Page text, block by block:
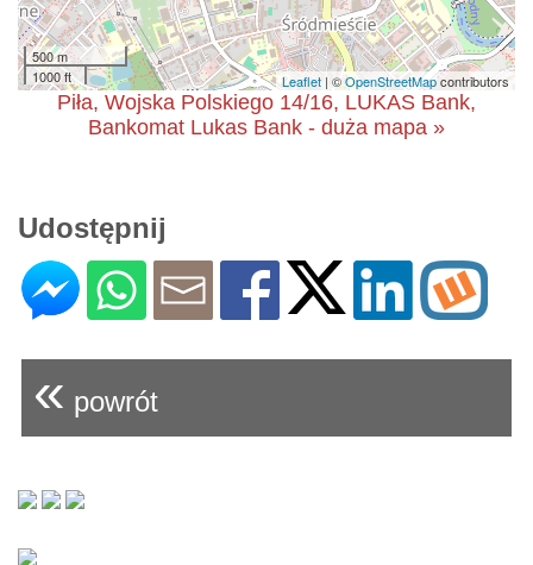
500 m
1000 ft
Leaflet | ©OpenStreetMapcontributors
Piła, Wojska Polskiego 14/16, LUKAS Bank,
Bankomat Lukas Bank - duża mapa »
Udostępnij
« powrót